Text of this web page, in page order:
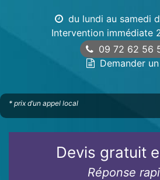
du lundi au samedi
Intervention immédiate
09 72 62 56
Demander
* prix d’un appel local
Devis gratuit
Réponse